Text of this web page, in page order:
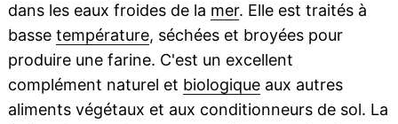
dans les eaux froides de la mer. Elle est traités à
basse température, séchées et broyées pour
produire une farine. C'est un excellent
complément naturel et biologiqueaux autres
aliments végétaux et aux conditionneurs de sol. La